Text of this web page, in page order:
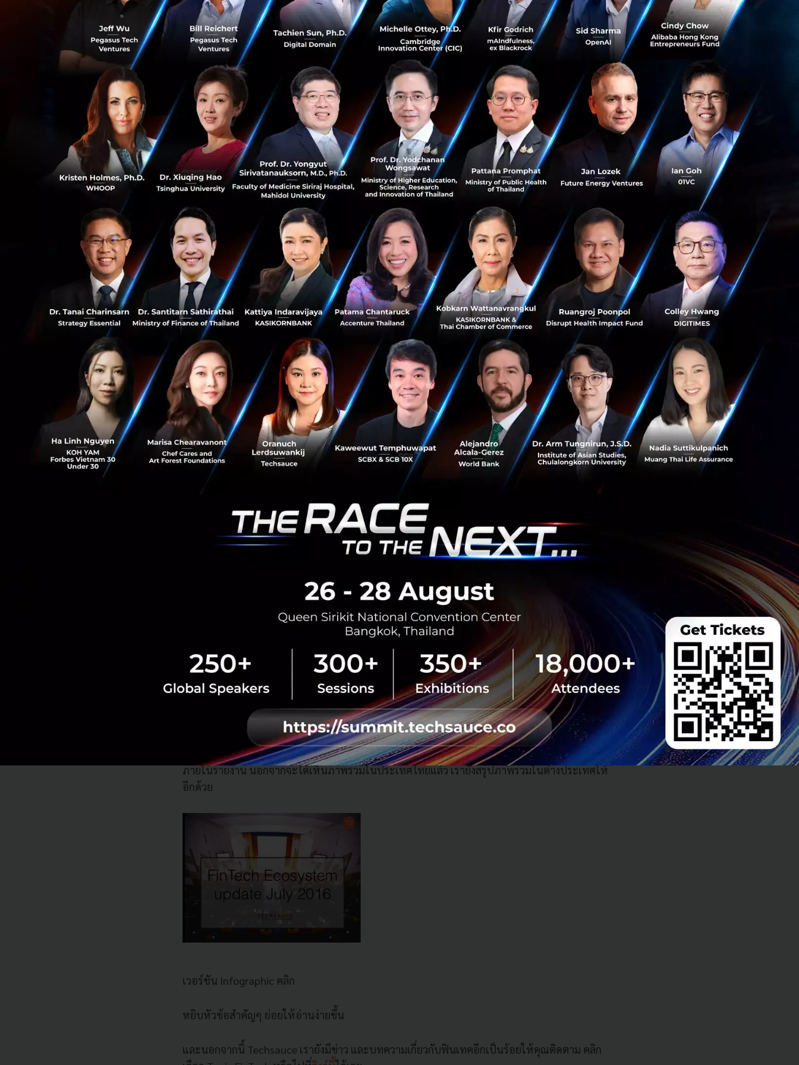
0
50
Lufax.com จากจีน และ LendingClub จากอเมริกา เป็นบริการด้าน Peer-to-peer Lending (P2P
Lending) หรือการเชื่อมให้คนสองคนยืม-คืน เงินกันได้ ผ่านแอปพลิเคชัน
ตัวอย่างอื่นๆ ที่อาจจะยังไม่ใช่ยูนิคอร์น เช่น Crowdcube และ Crowdo เป็น Equity Crowdfunding ที่
ช่วยให้ธุรกิจสามารถระดมเงินทุนจากสาธารณชนได้ ไม่จำเป็นต้องพึ่งพิงการกู้เงินจากธนาคารอย่าง
เดียวเสมอไป
ทำไมฟินเทคถึงเป็นกระแสที่จับตามอง
เพียงแค่ไม่กี่ตัวอย่างข้างต้น ก็ช่วยให้เห็นได้แล้วว่าบริการของ Startup ช่วยนำเสนออะไรหลายอย่างที่
ธนาคารทำให้ไม่ได้ หรือยังทำได้ไม่ดี แถมเรื่องเงินเป็นเรื่องที่เกี่ยวข้องกับทุกคน อุตสาหกรรมการเงิน
นับเป็นอุตสาหกรรมขนาดใหญ่และสำคัญมาก นอกจากนี้ ยังมีเหตุผลที่น่าสนใจอีก เช่น
ฟินเทค และการเป็น Core ของธุรกิจอื่นๆ
ยกตัวอย่างเช่น นวัตกรรมด้าน E-payment หรือการชำระเงินออนไลน์ นับว่ามีบทบาทสำคัญมากต่อ E-
commerce การจะเปลี่ยนใจคนให้มาซื้อของออนไลน์ ต้องเกิดจากระบบการชำระเงินออนไลน์ที่ใช้
ง่าย มีประสิทธิภาพด้วย เป็นต้น
กล่าวได้ว่าฟินเทคก่อให้เกิดตลาดใหม่อันเกิดจากการเชื่อมกันระหว่างด้านการเงินและเทคโนโลยี เป็น
ส่วนผสมของกระบวนการดั้งเดิมในเรื่องทางการเงินไม่ว่าจะเป็นในเรื่องของ - เงินทุนหมุนเวียน,
Supply Chain, กระบวนการชำระเงิน, การฝาก/ถอน, ประกันชีวิต และอื่นๆ แต่แทนที่จะเป็นโครงสร้าง
การทำธุรกรรมแบบเดิมก็มีการนำเทคโนโลยีมาปรับใช้เพื่อให้เกิดความสมบูรณ์แบบและสะดวกต่อผู้
ใช้งานมากขึ้น
ฟินเทค และการนำมาสู่เทคโนโลยีพลิกโฉม
ในขณะนี้ กระแสเทคโนโลยีตัวใหม่ ที่กำลังมาแรง คือ Blockchain (บล็อกเชน) โดยแท้จริงแล้ว จุดเริ่ม
ต้นของบล็อกเชน มากจากความพยายามในการพัฒนาฟินเทคประเภท Bitcoin (บิทคอยน์) เพื่อสร้าง
Digital currency ที่มีความน่าเชื่อถือ จนปัจจุบัน Blockchain ได้กลายเป็นเทคโนโลยีที่ถูกนำไป
ประยุกต์ใช้ในอุตสาหกรรมอื่นๆ อีกมากมาย และเป็นเทคโนโลยีที่โลกกำลังจับตามองมากที่สุดในขณะ
ทำความเข้าใจ Blockchain ใน 5 นาที,รู้จักกับ Bitcoin และการประยุกต์ใช้
ฟินเทค กับการสร้างความร่วมมือ
เมื่อทั้งองค์กรขนาดใหญ่ และองค์กรขนาดเล็กอย่าง Startup ก็ล้วนมีเป้าหมายเรื่องการพัฒนา
เทคโนโลยีทางการเงิน เราจึงพบเห็นความตื่นตัวของทั้งสองฝ่าย ผ่านข่าวต่างๆ ที่เรานำเสนอ
สถานการณ์ ฟินเทคในเมืองไทย
สรุปสถานการณ์ฟินเทคในประเทศไทย ครึ่งปีแรก 2016
เวอร์ชันรายงาน คลิก
ภายในรายงาน นอกจากจะได้เห็นภาพรวมในประเทศไทยแล้ว เรายังสรุปภาพรวมในต่างประเทศให้
อีกด้วย
เวอร์ชัน Infographic คลิก
หยิบหัวข้อสำคัญๆ ย่อยให้อ่านง่ายขึ้น
และนอกจากนี้ Techsauce เรายังมีข่าว และบทความเกี่ยวกับฟินเทคอีกเป็นร้อยให้คุณติดตาม คลิก